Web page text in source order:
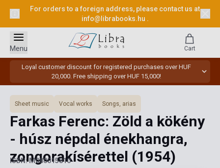
For orders to a foreign address, please contact us at
info@librabooks.hu .
Loyal customer discount for registered purchases over HUF
20,000. Free shipping over HUF 15,000!
Menu Cart
Sheet music Vocal works Songs, arias
Farkas Ferenc: Zöld a kökény
- húsz népdal énekhangra,
zongorakísérettel (1954)
ISBN: M080015810